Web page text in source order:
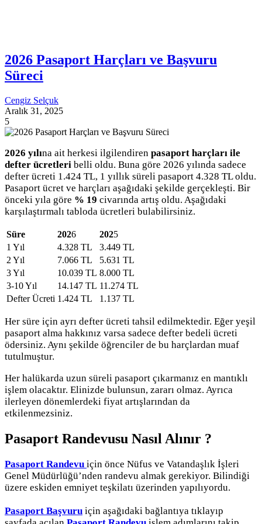
2026 Pasaport Harçları ve Başvuru
Süreci
Cengiz Selçuk
Aralık 31, 2025
5
2026 yılına ait herkesi ilgilendiren pasaport harçları ile
defter ücretleri belli oldu. Buna göre 2026 yılında sadece
defter ücreti 1.424 TL, 1 yıllık süreli pasaport 4.328 TL oldu.
Pasaport ücret ve harçları aşağıdaki şekilde gerçekleşti. Bir
önceki yıla göre % 19 civarında artış oldu. Aşağıdaki
karşılaştırmalı tabloda ücretleri bulabilirsiniz.
Süre 2026 2025
1 Yıl
4.328 TL
3.449 TL
2 Yıl
7.066 TL
5.631 TL
3 Yıl
10.039 TL 8.000 TL
3-10 Yıl
14.147 TL 11.274 TL
Defter Ücreti 1.424 TL 1.137 TL
Her süre için ayrı defter ücreti tahsil edilmektedir. Eğer yeşil
pasaport alma hakkınız varsa sadece defter bedeli ücreti
ödersiniz. Aynı şekilde öğrenciler de bu harçlardan muaf
tutulmuştur.
Her halükarda uzun süreli pasaport çıkarmanız en mantıklı
işlem olacaktır. Elinizde bulunsun, zararı olmaz. Ayrıca
ilerleyen dönemlerdeki fiyat artışlarından da
etkilenmezsiniz.
Pasaport Randevusu Nasıl Alınır ?
Pasaport Randevu için önce Nüfus ve Vatandaşlık İşleri
Genel Müdürlüğü’nden randevu almak gerekiyor. Bilindiği
üzere eskiden emniyet teşkilatı üzerinden yapılıyordu.
Pasaport Başvuru için aşağıdaki bağlantıya tıklayıp